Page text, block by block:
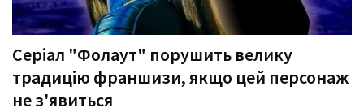
Серіал "Фолаут" порушить велику
традицію франшизи, якщо цей персонаж
не з'явиться